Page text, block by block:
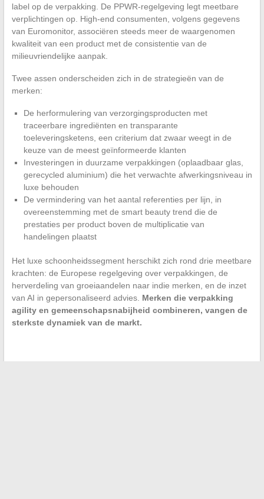
label op de verpakking. De PPWR-regelgeving legt meetbare
verplichtingen op. High-end consumenten, volgens gegevens
van Euromonitor, associëren steeds meer de waargenomen
kwaliteit van een product met de consistentie van de
milieuvriendelijke aanpak.
Twee assen onderscheiden zich in de strategieën van de
merken:
De herformulering van verzorgingsproducten met
traceerbare ingrediënten en transparante
toeleveringsketens, een criterium dat zwaar weegt in de
keuze van de meest geïnformeerde klanten
Investeringen in duurzame verpakkingen (oplaadbaar glas,
gerecycled aluminium) die het verwachte afwerkingsniveau in
luxe behouden
De vermindering van het aantal referenties per lijn, in
overeenstemming met de smart beauty trend die de
prestaties per product boven de multiplicatie van
handelingen plaatst
Het luxe schoonheidssegment herschikt zich rond drie meetbare
krachten: de Europese regelgeving over verpakkingen, de
herverdeling van groeiaandelen naar indie merken, en de inzet
van AI in gepersonaliseerd advies. Merken die verpakking
agility en gemeenschapsnabijheid combineren, vangen de
sterkste dynamiek van de markt.